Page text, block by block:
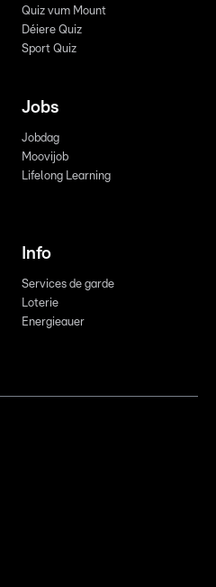
Quiz vum Mount
Déiere Quiz
Sport Quiz
Jobs
Jobdag
Moovijob
Lifelong Learning
Info
Services de garde
Loterie
Energieauer